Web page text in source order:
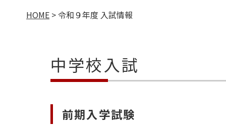
HOME >令和９年度 入試情報
中学校入試
前期入学試験